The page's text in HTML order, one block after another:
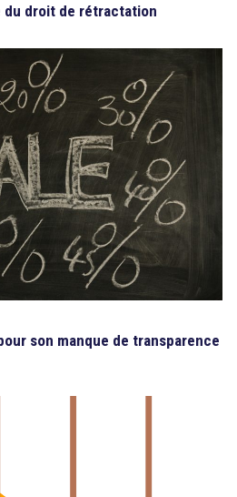
du droit de rétractation
son manque de transparence